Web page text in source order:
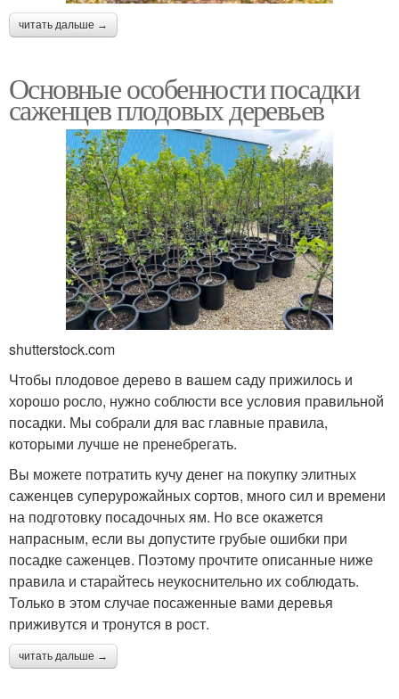
читать дальше →
Основные особенности посадки
саженцев плодовых деревьев
shutterstock.com
Чтобы плодовое дерево в вашем саду прижилось и
хорошо росло, нужно соблюсти все условия правильной
посадки. Мы собрали для вас главные правила,
которыми лучше не пренебрегать.
Вы можете потратить кучу денег на покупку элитных
саженцев суперурожайных сортов, много сил и времени
на подготовку посадочных ям. Но все окажется
напрасным, если вы допустите грубые ошибки при
посадке саженцев. Поэтому прочтите описанные ниже
правила и старайтесь неукоснительно их соблюдать.
Только в этом случае посаженные вами деревья
приживутся и тронутся в рост.
читать дальше →